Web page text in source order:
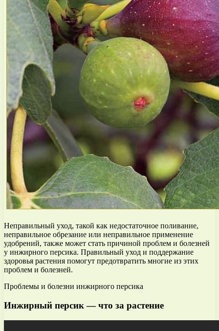
Неправильный уход, такой как недостаточное поливание,
неправильное обрезание или неправильное применение
удобрений, также может стать причиной проблем и болезней
у инжирного персика. Правильный уход и поддержание
здоровья растения помогут предотвратить многие из этих
проблем и болезней.
Проблемы и болезни инжирного персика
Инжирный персик — что за растение